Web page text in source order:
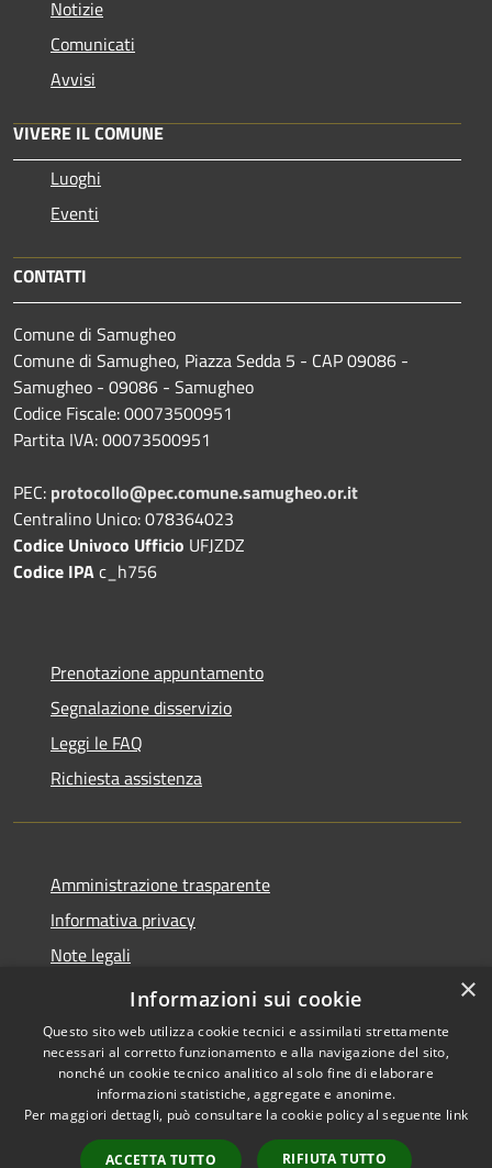
Notizie
Comunicati
Avvisi
VIVERE IL COMUNE
Luoghi
Eventi
CONTATTI
Comune di Samugheo
Comune di Samugheo, Piazza Sedda 5 - CAP 09086 -
Samugheo - 09086 - Samugheo
Codice Fiscale: 00073500951
Partita IVA: 00073500951
PEC: protocollo@pec.comune.samugheo.or.it
Centralino Unico: 078364023
Codice Univoco Ufficio UFJZDZ
Codice IPAc_h756
Prenotazione appuntamento
Segnalazione disservizio
Leggi le FAQ
Richiesta assistenza
Amministrazione trasparente
Informativa privacy
Note legali
Dichiarazione di accessibilità
Accessibilità
Copyright © 2026 • Comune di
Samugheo • Powered by
Municipium• Accesso
×
Informazioni sui cookie
Questo sito web utilizza cookie tecnici e assimilati strettamente
necessari al corretto funzionamento e alla navigazione del sito,
nonché un cookie tecnico analitico al solo fine di elaborare
informazioni statistiche, aggregate e anonime.
Per maggiori dettagli, può consultare la cookie policy al seguente link
ACCETTA TUTTO RIFIUTA TUTTO